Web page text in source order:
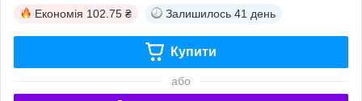
Економія 102.75 ₴ Залишилось 41 день
Купити
або